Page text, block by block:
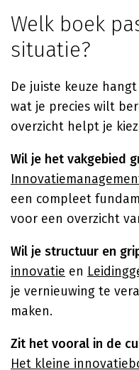
Welk boek
situatie?
De juiste keuze
wat je precies wilt
overzicht helpt je
Wil je het vakgebied
een compleet
voor een overzicht
Wil je structuur en
innovatie en
je vernieuwing te
maken.
Zit het vooral in de
Het kleine